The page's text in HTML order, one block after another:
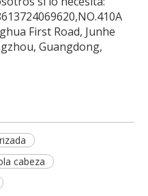
First Road, Junhe
Guangdong,
cabeza